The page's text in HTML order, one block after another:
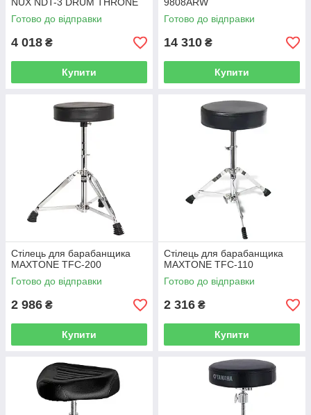
Готово до відправки
4 018 ₴
Купити
Готово до відправки
14 310 ₴
Купити
Стілець для барабанщика
MAXTONE TFC-200
Готово до відправки
2 986 ₴
Купити
Стілець для барабанщика
MAXTONE TFC-110
Готово до відправки
2 316 ₴
Купити